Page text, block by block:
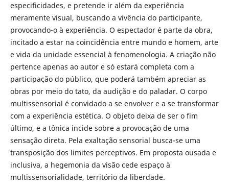
especificidades, e pretende ir além da experiência
meramente visual, buscando a vivência do participante,
provocando-o à experiência. O espectador é parte da obra,
incitado a estar na coincidência entre mundo e homem, arte
e vida da unidade essencial à fenomenologia. A criação não
pertence apenas ao autor e só estará completa com a
participação do público, que poderá também apreciar as
obras por meio do tato, da audição e do paladar. O corpo
multissensorial é convidado a se envolver e a se transformar
com a experiência estética. O objeto deixa de ser o fim
último, e a tônica incide sobre a provocação de uma
sensação direta. Pela exaltação sensorial busca-se uma
transposição dos limites perceptivos. Em proposta ousada e
inclusiva, a hegemonia da visão cede espaço à
multissensorialidade, território da liberdade.